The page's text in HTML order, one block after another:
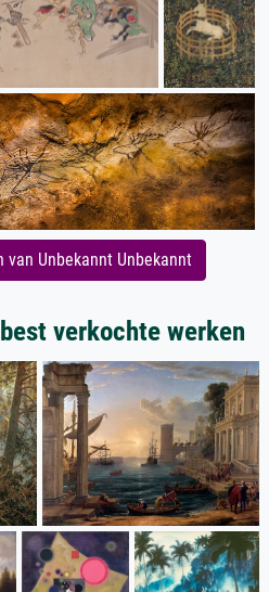
van Unbekannt Unbekannt
verkochte werken